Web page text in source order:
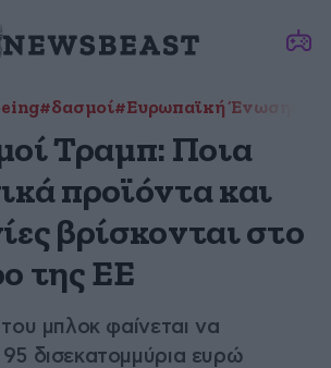
#δασμοί#Ευρωπαϊκή Ένωση
Τραμπ: Ποια
προϊόντα και
βρίσκονται στο
της ΕΕ
μπλοκ φαίνεται να
δισεκατομμύρια ευρώ